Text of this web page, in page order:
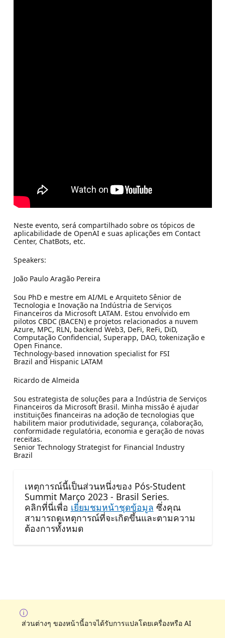
Neste evento, será compartilhado sobre os tópicos de
aplicabilidade de OpenAI e suas aplicações em Contact
Center, ChatBots, etc.
Speakers:
João Paulo Aragão Pereira
Sou PhD e mestre em AI/ML e Arquiteto Sênior de
Tecnologia e Inovação na Indústria de Serviços
Financeiros da Microsoft LATAM. Estou envolvido em
pilotos CBDC (BACEN) e projetos relacionados a nuvem
Azure, MPC, RLN, backend Web3, DeFi, ReFi, DiD,
Computação Confidencial, Superapp, DAO, tokenização e
Open Finance.
Technology-based innovation specialist for FSI
Brazil and Hispanic LATAM
Ricardo de Almeida
Sou estrategista de soluções para a Indústria de Serviços
Financeiros da Microsoft Brasil. Minha missão é ajudar
instituições financeiras na adoção de tecnologias que
habilitem maior produtividade, segurança, colaboração,
conformidade regulatória, economia e geração de novas
receitas.
Senior Technology Strategist for Financial Industry
Brazil
เหตุการณ์นี้เป็นส่วนหนึ่งของ Pós-Student
Summit Março 2023 - Brasil Series.
คลิกที่นี่เพื่อ เยี่ยมชมหน้าชุดข้อมูล ซึ่งคุณ
สามารถดูเหตุการณ์ที่จะเกิดขึ้นและตามความ
ต้องการทั้งหมด
ส่วนต่างๆ ของหน้านี้อาจได้รับการแปลโดยเครื่องหรือ AI